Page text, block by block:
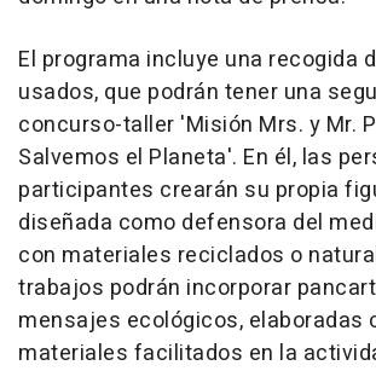
El programa incluye una recogida
usados, que podrán tener una
concurso-taller 'Misión Mrs. y Mr.
Salvemos el Planeta'. En él, las
participantes crearán su propia
diseñada como defensora del
con materiales reciclados o
trabajos podrán incorporar
mensajes ecológicos, elaboradas
materiales facilitados en la